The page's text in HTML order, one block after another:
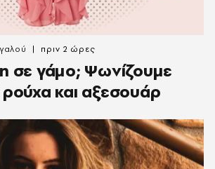
σε γάμο; Ψωνίζουμε
και αξεσουάρ
πριν 2 ώρες